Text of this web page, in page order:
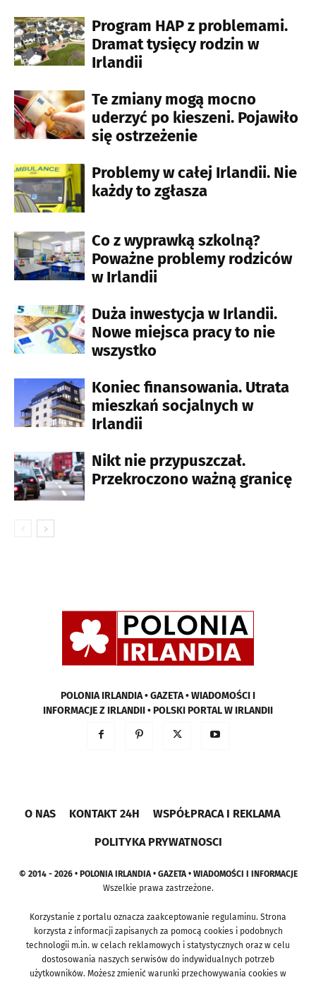
Program HAP z problemami.
Dramat tysięcy rodzin w
Irlandii
Te zmiany mogą mocno
uderzyć po kieszeni. Pojawiło
się ostrzeżenie
Problemy w całej Irlandii. Nie
każdy to zgłasza
Co z wyprawką szkolną?
Poważne problemy rodziców
w Irlandii
Duża inwestycja w Irlandii.
Nowe miejsca pracy to nie
wszystko
Koniec finansowania. Utrata
mieszkań socjalnych w
Irlandii
Nikt nie przypuszczał.
Przekroczono ważną granicę
POLONIA IRLANDIA • GAZETA • WIADOMOŚCI I
INFORMACJE Z IRLANDII • POLSKI PORTAL W IRLANDII
O NAS KONTAKT 24H WSPÓŁPRACA I REKLAMA
POLITYKA PRYWATNOSCI
© 2014 - 2026 • POLONIA IRLANDIA • GAZETA • WIADOMOŚCI I INFORMACJE
Wszelkie prawa zastrzeżone.
Korzystanie z portalu oznacza zaakceptowanie regulaminu. Strona
korzysta z informacji zapisanych za pomocą cookies i podobnych
technologii m.in. w celach reklamowych i statystycznych oraz w celu
dostosowania naszych serwisów do indywidualnych potrzeb
użytkowników. Możesz zmienić warunki przechowywania cookies w